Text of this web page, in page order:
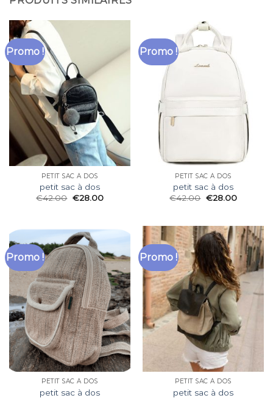
Promo !
PETIT SAC À DOS
petit sac à dos
€42.00 €28.00
Promo !
PETIT SAC À DOS
petit sac à dos
€42.00 €28.00
Promo !
PETIT SAC À DOS
petit sac à dos
Promo !
PETIT SAC À DOS
petit sac à dos